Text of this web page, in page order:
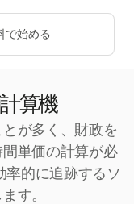
で始める
算機
が多く、財政を
単価の計算が必
率的に追跡するソ
す。